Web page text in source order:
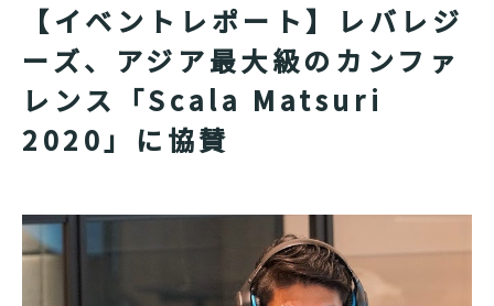
【イベントレポート】レバレジ
ーズ、アジア最大級のカンファ
レンス「Scala Matsuri
2020」に協賛